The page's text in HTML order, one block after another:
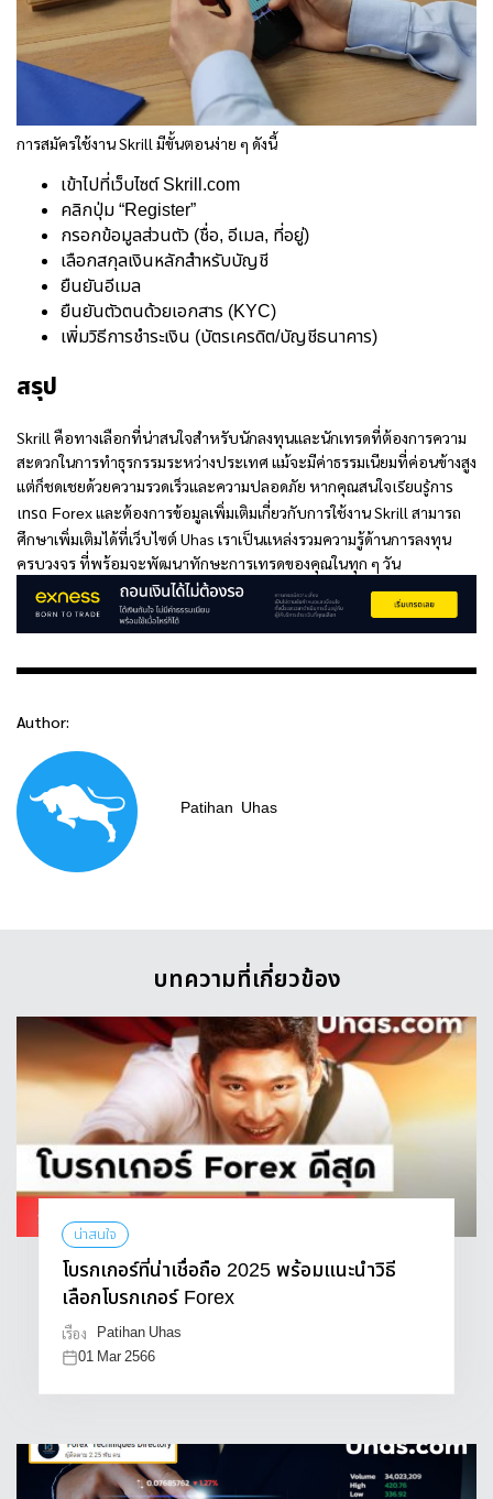
การสมัครใช้งาน Skrill มีขั้นตอนง่าย ๆ ดังนี้
เข้าไปที่เว็บไซต์ Skrill.com
คลิกปุ่ม “Register”
กรอกข้อมูลส่วนตัว (ชื่อ, อีเมล, ที่อยู่)
เลือกสกุลเงินหลักสำหรับบัญชี
ยืนยันอีเมล
ยืนยันตัวตนด้วยเอกสาร (KYC)
เพิ่มวิธีการชำระเงิน (บัตรเครดิต/บัญชีธนาคาร)
สรุป
Skrill คือทางเลือกที่น่าสนใจสำหรับนักลงทุนและนักเทรดที่ต้องการความ
สะดวกในการทำธุรกรรมระหว่างประเทศ แม้จะมีค่าธรรมเนียมที่ค่อนข้างสูง
แต่ก็ชดเชยด้วยความรวดเร็วและความปลอดภัย หากคุณสนใจเรียนรู้การ
เทรด Forexและต้องการข้อมูลเพิ่มเติมเกี่ยวกับการใช้งาน Skrill สามารถ
ศึกษาเพิ่มเติมได้ที่เว็บไซต์ Uhas เราเป็นแหล่งรวมความรู้ด้านการลงทุน
ครบวงจร ที่พร้อมจะพัฒนาทักษะการเทรดของคุณในทุก ๆ วัน
Author:
Patihan Uhas
บทความที่เกี่ยวข้อง
น่าสนใจ
โบรกเกอร์ที่น่าเชื่อถือ 2025 พร้อมแนะนำวิธี
เลือกโบรกเกอร์ Forex
เรื่อง
Patihan Uhas
01 Mar 2566